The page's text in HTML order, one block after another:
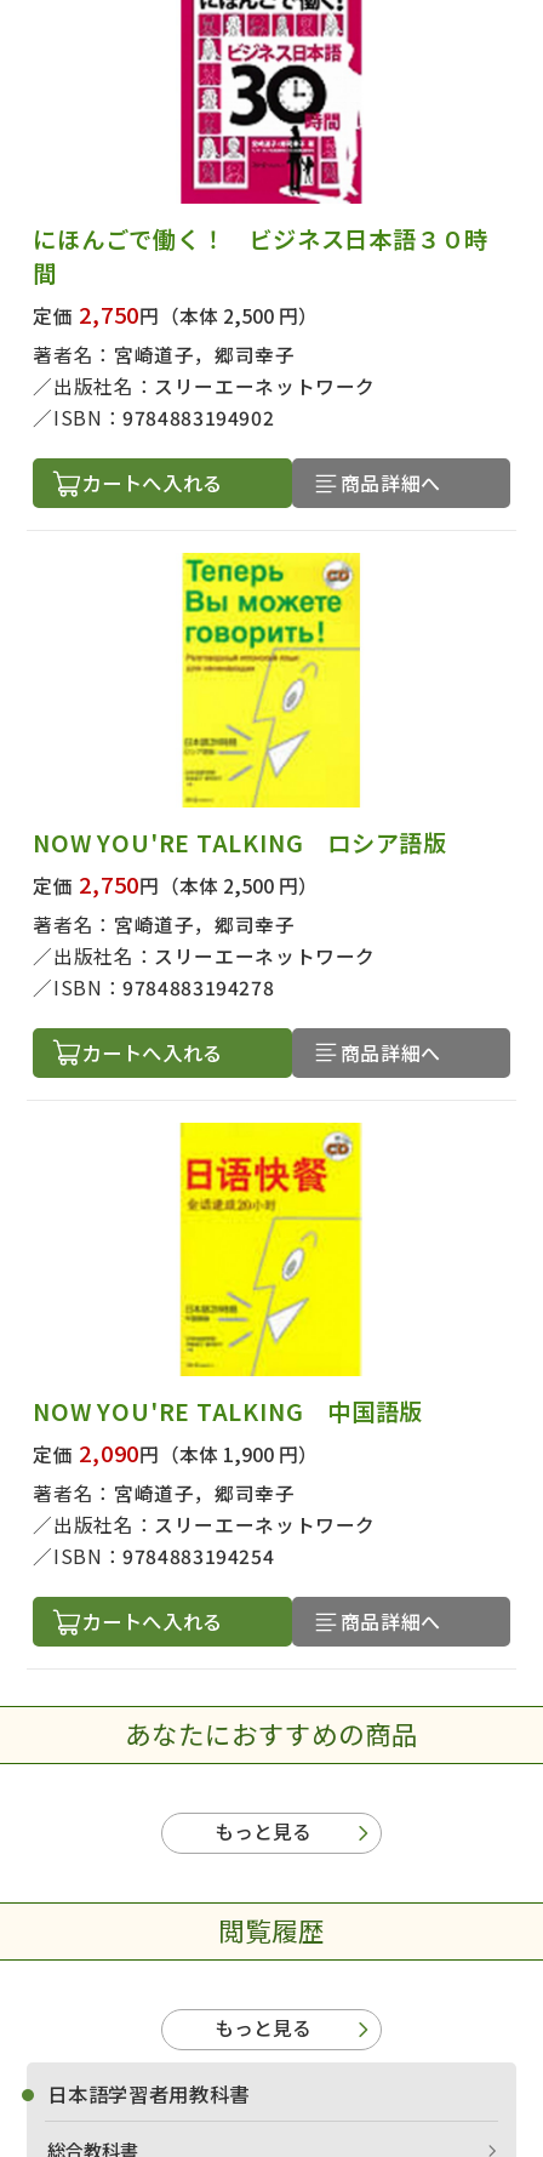
出版社名で絞り込む
にほんごで働く！ ビジネス日本語３０時
間
定価 2,750円 （本体 2,500 円）
著者名： 宮崎道子，郷司幸子
出版社名： スリーエーネットワーク
ISBN：9784883194902
カートへ入れる 商品詳細へ
NOW YOU'RE TALKING ロシア語版
定価 2,750円 （本体 2,500 円）
著者名： 宮崎道子，郷司幸子
出版社名： スリーエーネットワーク
ISBN：9784883194278
カートへ入れる 商品詳細へ
NOW YOU'RE TALKING 中国語版
定価 2,090円 （本体 1,900 円）
著者名： 宮崎道子，郷司幸子
出版社名： スリーエーネットワーク
ISBN：9784883194254
カートへ入れる 商品詳細へ
あなたにおすすめの商品
もっと見る
閲覧履歴
もっと見る
日本語学習者用教科書
総合教科書